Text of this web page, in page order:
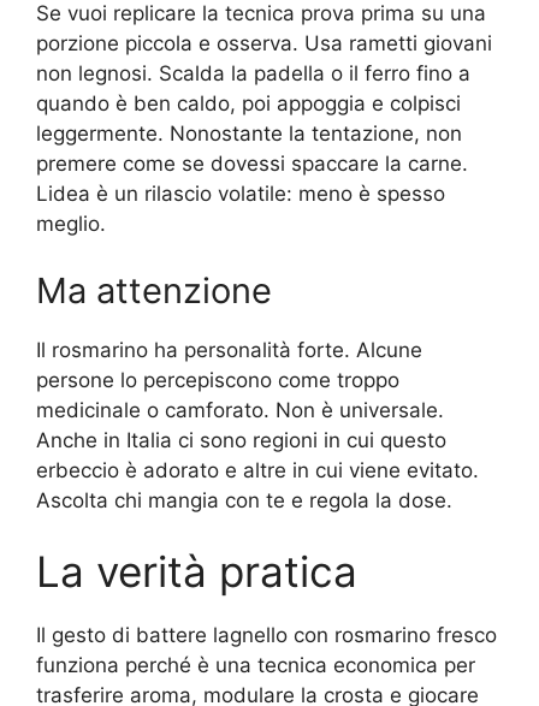
Se vuoi replicare la tecnica prova prima su una
porzione piccola e osserva. Usa rametti giovani
non legnosi. Scalda la padella o il ferro fino a
quando è ben caldo, poi appoggia e colpisci
leggermente. Nonostante la tentazione, non
premere come se dovessi spaccare la carne.
Lidea è un rilascio volatile: meno è spesso
meglio.
Ma attenzione
Il rosmarino ha personalità forte. Alcune
persone lo percepiscono come troppo
medicinale o camforato. Non è universale.
Anche in Italia ci sono regioni in cui questo
erbeccio è adorato e altre in cui viene evitato.
Ascolta chi mangia con te e regola la dose.
La verità pratica
Il gesto di battere lagnello con rosmarino fresco
funziona perché è una tecnica economica per
trasferire aroma, modulare la crosta e giocare